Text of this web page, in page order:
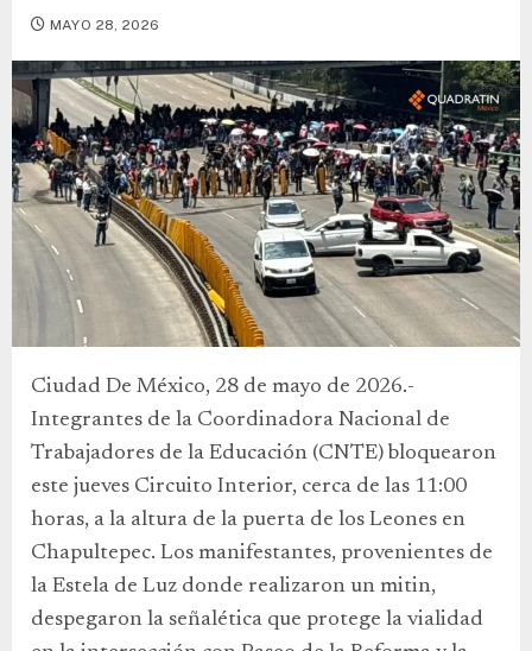
MAYO 28, 2026
Ciudad De México, 28 de mayo de 2026.-
Integrantes de la Coordinadora Nacional de
Trabajadores de la Educación (CNTE) bloquearon
este jueves Circuito Interior, cerca de las 11:00
horas, a la altura de la puerta de los Leones en
Chapultepec. Los manifestantes, provenientes de
la Estela de Luz donde realizaron un mitin,
despegaron la señalética que protege la vialidad